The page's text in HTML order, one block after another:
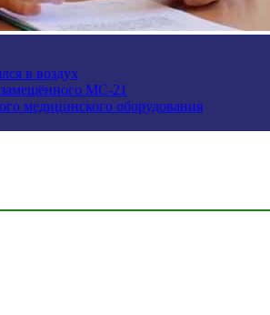
в воздух
МС-21
медицинского оборудования